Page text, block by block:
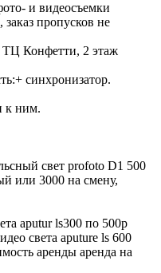
и видеосъемки
пропусков не
ТЦ Конфетти, 2 этаж
синхронизатор.
к ним.
свет profoto D1 500
или 3000 на смену,
aputur ls300 по 500р
света aputure ls 600
аренды аренда на